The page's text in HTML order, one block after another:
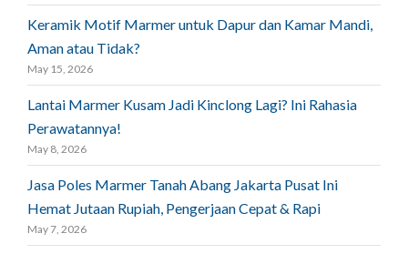
Keramik Motif Marmer untuk Dapur dan Kamar Mandi,
Aman atau Tidak?
May 15, 2026
Lantai Marmer Kusam Jadi Kinclong Lagi? Ini Rahasia
Perawatannya!
May 8, 2026
Jasa Poles Marmer Tanah Abang Jakarta Pusat Ini
Hemat Jutaan Rupiah, Pengerjaan Cepat & Rapi
May 7, 2026